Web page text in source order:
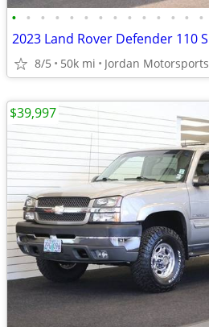
• • • • • • • • • • • • • •
8/5 50k mi Jordan Motorsports
$39,997